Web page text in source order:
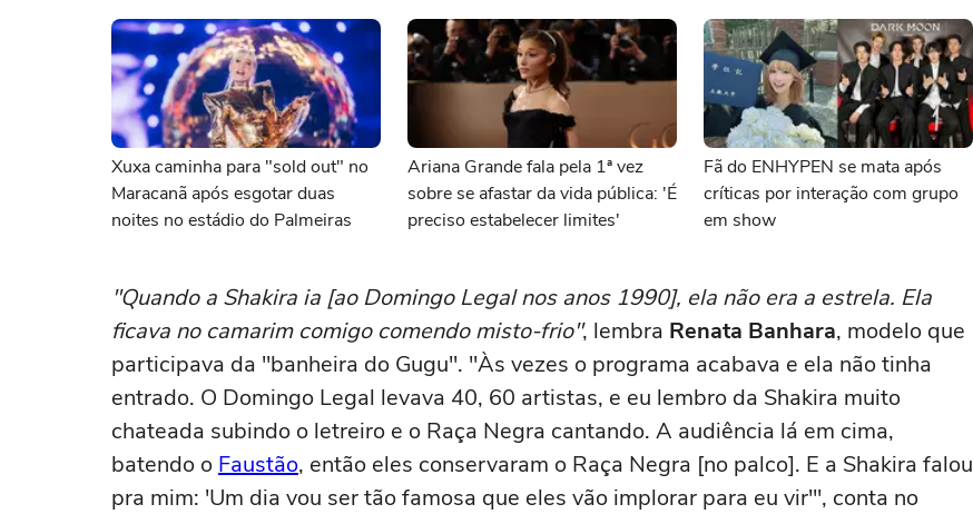
Xuxa caminha para "sold out" no
Maracanã após esgotar duas
noites no estádio do Palmeiras
Ariana Grande fala pela 1ª vez
sobre se afastar da vida pública: 'É
preciso estabelecer limites'
Fã do ENHYPEN se mata após
críticas por interação com grupo
em show
"Quando a Shakira ia [ao Domingo Legal nos anos 1990], ela não era a estrela. Ela
ficava no camarim comigo comendo misto-frio", lembra Renata Banhara, modelo que
participava da "banheira do Gugu". "Às vezes o programa acabava e ela não tinha
entrado. O Domingo Legal levava 40, 60 artistas, e eu lembro da Shakira muito
chateada subindo o letreiro e o Raça Negra cantando. A audiência lá em cima,
batendo o Faustão, então eles conservaram o Raça Negra [no palco]. E a Shakira falou
pra mim: 'Um dia vou ser tão famosa que eles vão implorar para eu vir'", conta no